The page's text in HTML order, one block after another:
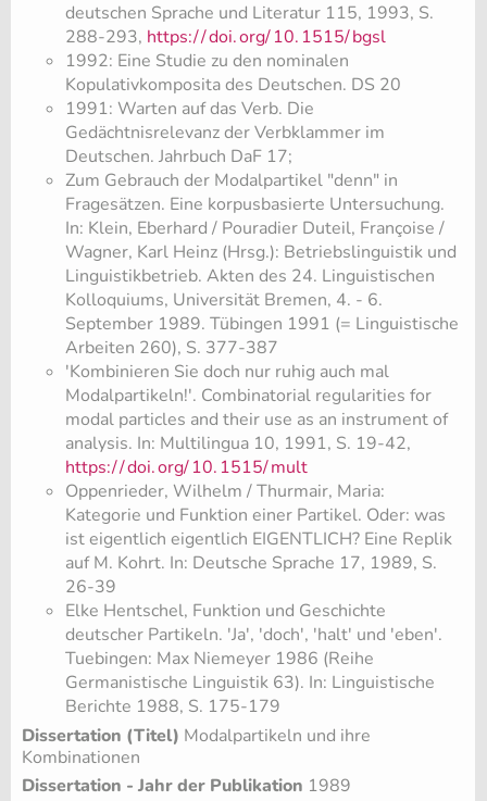
deutschen Sprache und Literatur 115, 1993, S.
288-293, https://doi.org/10. 1515/bgsl
1992: Eine Studie zu den nominalen
Kopulativkomposita des Deutschen. DS 20
1991: Warten auf das Verb. Die
Gedächtnisrelevanz der Verbklammer im
Deutschen. Jahrbuch DaF 17;
​Zum Gebrauch der Modalpartikel "denn" in
Fragesätzen. Eine korpusbasierte Untersuchung.
In: Klein, Eberhard / Pouradier Duteil, Françoise /
Wagner, Karl Heinz (Hrsg.): Betriebslinguistik und
Linguistikbetrieb. Akten des 24. Linguistischen
Kolloquiums, Universität Bremen, 4. - 6.
September 1989. Tübingen 1991 (= Linguistische
Arbeiten 260), S. 377-387
​'Kombinieren Sie doch nur ruhig auch mal
Modalpartikeln!'. Combinatorial regularities for
modal particles and their use as an instrument of
analysis. In: Multilingua 10, 1991, S. 19-42,
https://doi.org/10. 1515/mult
​Oppenrieder, Wilhelm / Thurmair, Maria:
Kategorie und Funktion einer Partikel. Oder: was
ist eigentlich eigentlich EIGENTLICH? Eine Replik
auf M. Kohrt. In: Deutsche Sprache 17, 1989, S.
26-39
​Elke Hentschel, Funktion und Geschichte
deutscher Partikeln. 'Ja', 'doch', 'halt' und 'eben'.
Tuebingen: Max Niemeyer 1986 (Reihe
Germanistische Linguistik 63). In: Linguistische
Berichte 1988, S. 175-179
Dissertation (Titel) Modalpartikeln und ihre
Kombinationen
Dissertation - Jahr der Publikation 1989